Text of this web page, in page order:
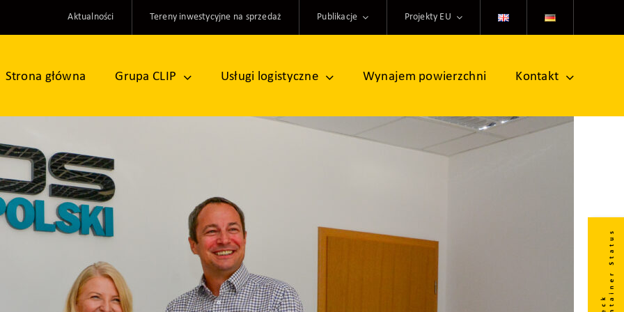
Aktualności Tereny inwestycyjne na sprzedaż Publikacje Projekty EU
Strona główna Grupa CLIP Usługi logistyczne Wynajem powierzchni Kontakt